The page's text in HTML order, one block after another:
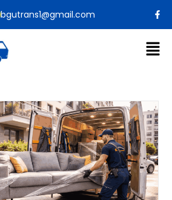
bgutrans1@gmail.com